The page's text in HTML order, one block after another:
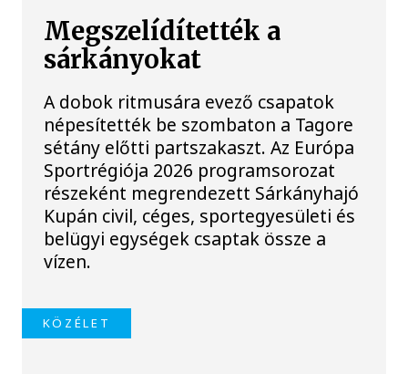
Megszelídítették a
sárkányokat
A dobok ritmusára evező csapatok
népesítették be szombaton a Tagore
sétány előtti partszakaszt. Az Európa
Sportrégiója 2026 programsorozat
részeként megrendezett Sárkányhajó
Kupán civil, céges, sportegyesületi és
belügyi egységek csaptak össze a
vízen.
KÖZÉLET